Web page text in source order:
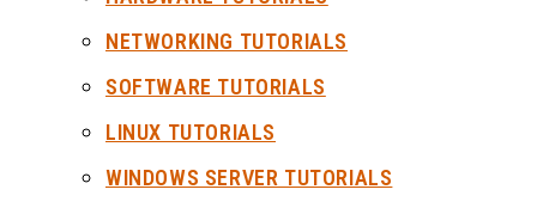
NETWORKING TUTORIALS
SOFTWARE TUTORIALS
LINUX TUTORIALS
WINDOWS SERVER TUTORIALS